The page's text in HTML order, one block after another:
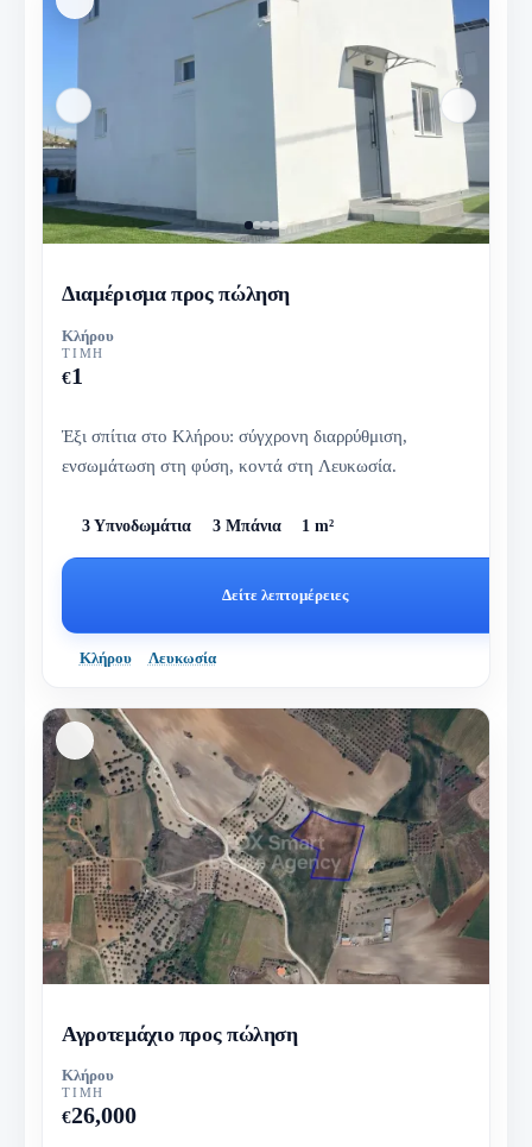
Διαμέρισμα προς πώληση
Κλήρου
ΤΙΜΉ
€1
Έξι σπίτια στο Κλήρου: σύγχρονη διαρρύθμιση,
ενσωμάτωση στη φύση, κοντά στη Λευκωσία.
3 Υπνοδωμάτια 3 Μπάνια 1 m²
Δείτε λεπτομέρειες
Κλήρου Λευκωσία
Αγροτεμάχιο προς πώληση
Κλήρου
ΤΙΜΉ
€26,000